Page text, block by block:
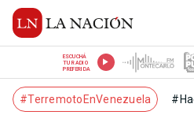
ESCUCHÁ
TU RADIO
PREFERIDA
#TerremotoEnVenezuela